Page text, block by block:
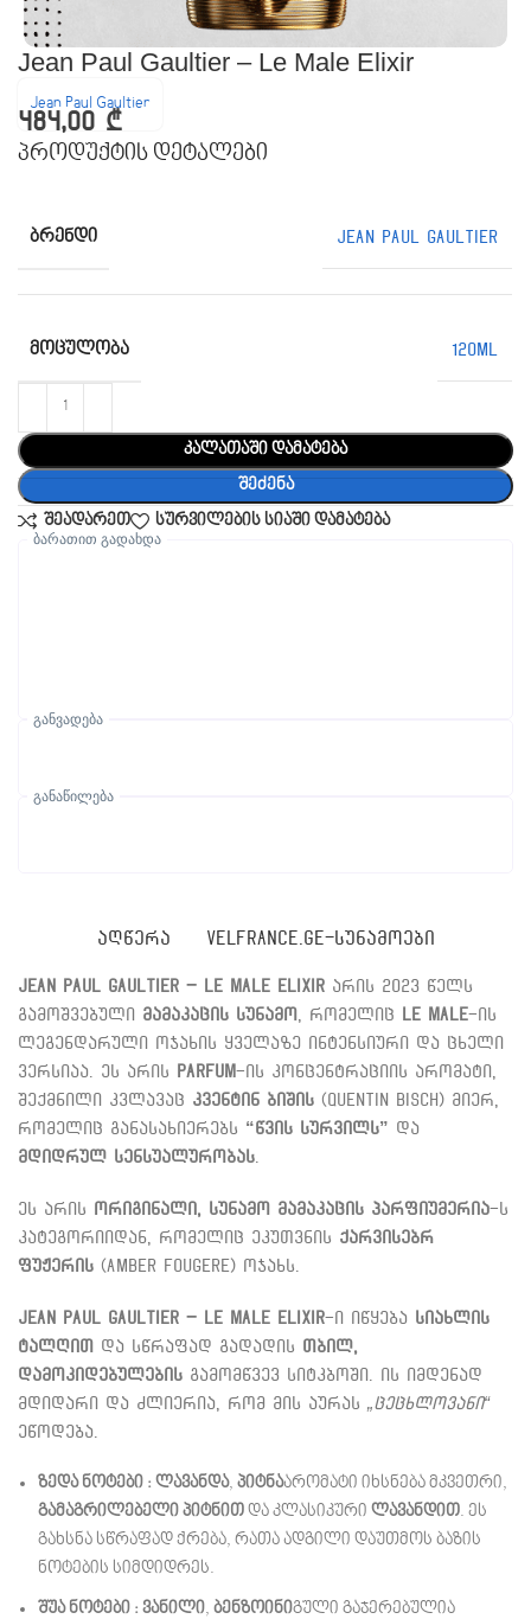
Jean Paul Gaultier – Le Male Elixir
Jean Paul Gaultier
484,00 ₾
პროდუქტის დეტალები
ᲑᲠᲔᲜᲓᲘ Jean Paul Gaultier
ᲛᲝᲪᲣᲚᲝᲑᲐ 120ML
კალათაში დამატება
შეძენა
შეადარეთ სურვილების სიაში დამატება
ბარათით გადახდა
განვადება
განაწილება
ᲐᲦᲬᲔᲠᲐ VELFRANCE.GE-ᲡᲣᲜᲐᲛᲝᲔᲑᲘ
Jean Paul Gaultier – Le Male Elixir არის 2023 წელს
გამოშვებული მამაკაცის სუნამო , რომელიც Le Male-ის
ლეგენდარული ოჯახის ყველაზე ინტენსიური და ცხელი
ვერსიაა. ეს არის
Parfum-ის კონცენტრაციის არომატი,
შექმნილი კვლავაც კვენტინ ბიშის (Quentin Bisch) მიერ,
რომელიც განასახიერებს “წვის სურვილს” და
მდიდრულ სენსუალურობას
ეს არის ორიგინალი, სუნამო მამაკაცის პარფიუმერია-ს
კატეგორიიდან, რომელიც ეკუთვნის ქარვისებრ
ფუჟერის (Amber Fougere) ოჯახს.
Jean Paul Gaultier – Le Male Elixir-ი იწყება სიახლის
ტალღით
და სწრაფად გადადის თბილ,
დამოკიდებულების გამომწვევ სიტკბოში. ის იმდენად
მდიდარი და ძლიერია, რომ მის აურას „ცეცხლოვანი“
ეწოდება.
ზედა ნოტები : ლავანდა, პიტნაარომატი იხსნება მკვეთრი,
გამაგრილებელი პიტნით და კლასიკური ლავანდით. ეს
გახსნა სწრაფად ქრება, რათა ადგილი დაუთმოს ბაზის
ნოტების სიმდიდრეს.
შუა ნოტები : ვანილი, ბენზოინიგული გაჯერებულია